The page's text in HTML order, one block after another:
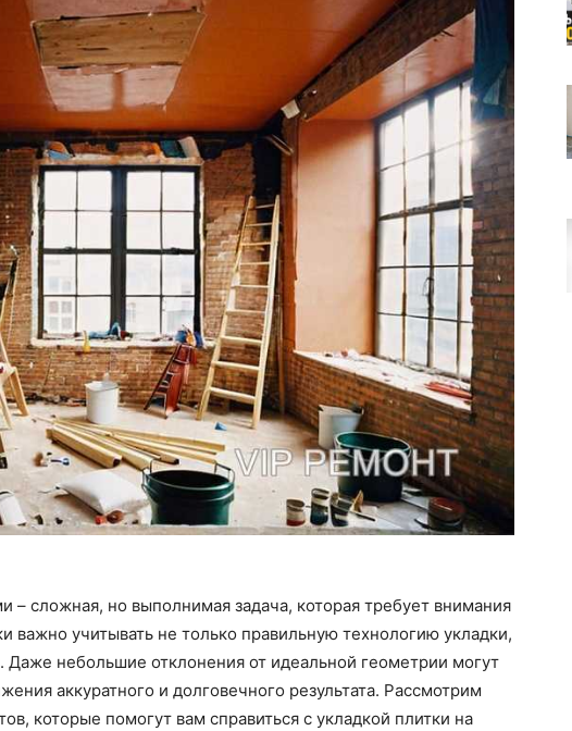
– сложная, но выполнимая задача, которая требует внимания
важно учитывать не только правильную технологию укладки,
небольшие отклонения от идеальной геометрии могут
аккуратного и долговечного результата. Рассмотрим
которые помогут вам справиться с укладкой плитки на